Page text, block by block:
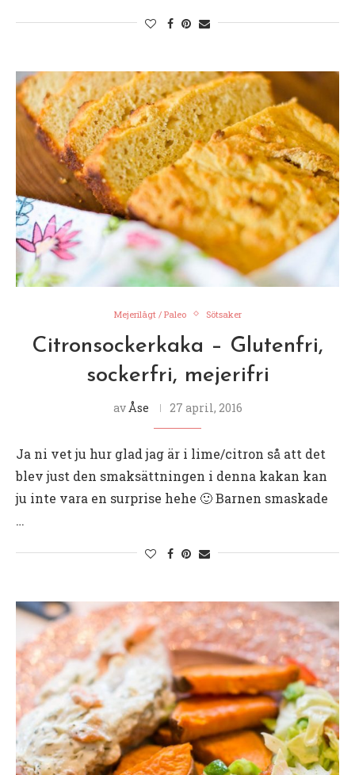
Mejerilågt / Paleo Sötsaker
Citronsockerkaka – Glutenfri,
sockerfri, mejerifri
av Åse 27 april, 2016
Ja ni vet ju hur glad jag är i lime/citron så att det
blev just den smaksättningen i denna kakan kan
ju inte vara en surprise hehe 🙂 Barnen smaskade
…